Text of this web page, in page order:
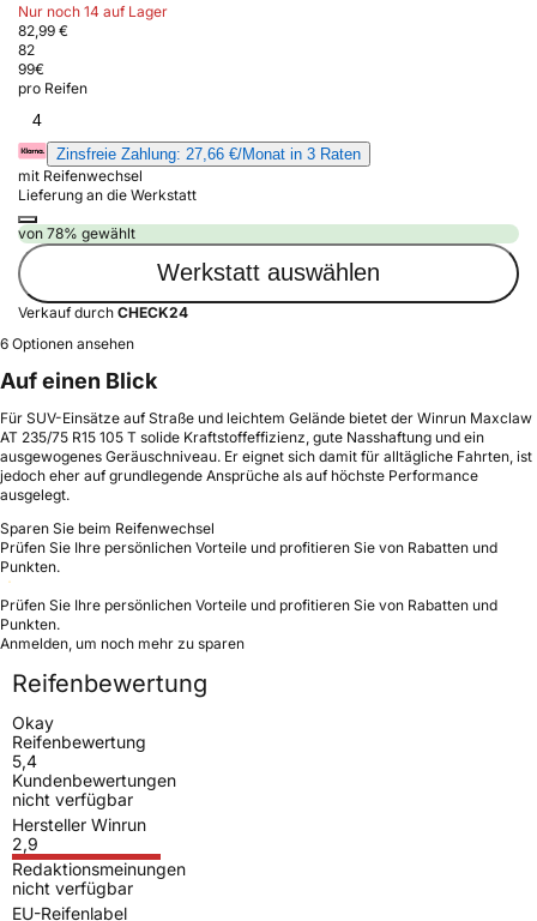
Nur noch 14 auf Lager
82,99 €
82
99€
pro Reifen
4
Zinsfreie Zahlung: 27,66 €/Monat in 3 Raten
mit Reifenwechsel
Lieferung an die Werkstatt
von 78% gewählt
Werkstatt auswählen
Verkauf durch CHECK24
6 Optionen ansehen
Auf einen Blick
Für SUV-Einsätze auf Straße und leichtem Gelände bietet der Winrun Maxclaw
AT 235/75 R15 105 T solide Kraftstoffeffizienz, gute Nasshaftung und ein
ausgewogenes Geräuschniveau. Er eignet sich damit für alltägliche Fahrten, ist
jedoch eher auf grundlegende Ansprüche als auf höchste Performance
ausgelegt.
Sparen Sie beim Reifenwechsel
Prüfen Sie Ihre persönlichen Vorteile und profitieren Sie von Rabatten und
Punkten.
Prüfen Sie Ihre persönlichen Vorteile und profitieren Sie von Rabatten und
Punkten.
Anmelden, um noch mehr zu sparen
Reifenbewertung
Okay
Reifenbewertung
5,4
Kundenbewertungen
nicht verfügbar
Hersteller Winrun
2,9
Redaktionsmeinungen
nicht verfügbar
EU-Reifenlabel